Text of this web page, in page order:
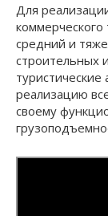
Для
средний и
строительных
реализацию
своему